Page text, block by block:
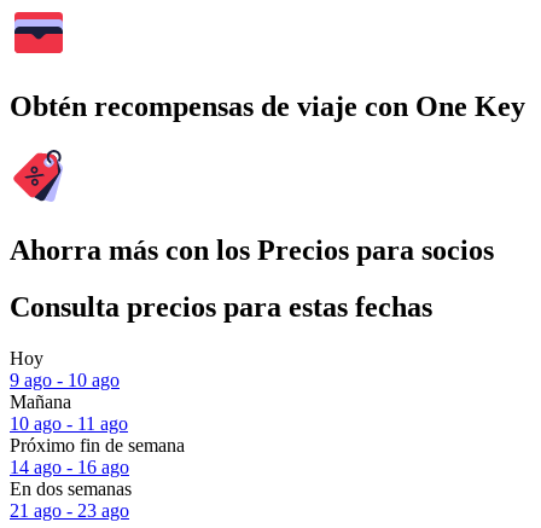
Obtén recompensas de viaje con One Key
Ahorra más con los Precios para socios
Consulta precios para estas fechas
Hoy
9 ago - 10 ago
Mañana
10 ago - 11 ago
Próximo fin de semana
14 ago - 16 ago
En dos semanas
21 ago - 23 ago